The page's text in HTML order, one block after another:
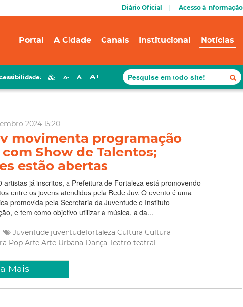
Diário Oficial Acesso à Informação
Portal A Cidade Canais Institucional Notícias
A- A A+
2024 15:20
movimenta programação
Show de Talentos;
estão abertas
artistas já inscritos, a Prefeitura de Fortaleza está promovendo
entre os jovens atendidos pela Rede Juv. O evento é uma
promovida pela Secretaria da Juventude e Instituto
e tem como objetivo utilizar a música, a da...
Juventude juventudefortaleza Cultura Cultura
Pop Arte Arte Urbana Dança Teatro teatral
Mais